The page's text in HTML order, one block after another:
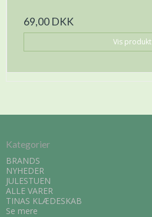
69,00 DKK
Vis produkt
Kategorier
BRANDS
NYHEDER
JULESTUEN
ALLE VARER
TINAS KLÆDESKAB
Se mere